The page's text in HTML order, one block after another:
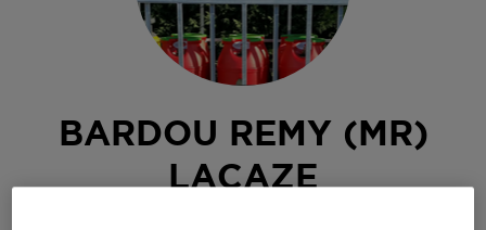
BARDOU REMY (MR)
LACAZE